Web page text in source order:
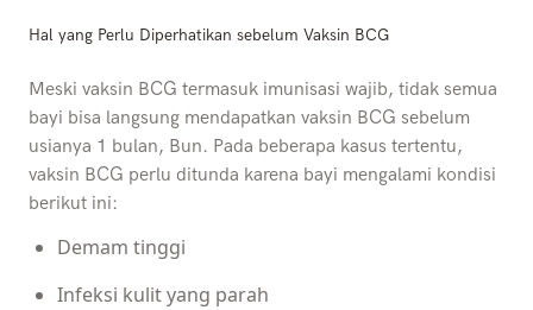
Hal yang Perlu Diperhatikan sebelum Vaksin BCG
Meski vaksin BCG termasuk imunisasi wajib, tidak semua
bayi bisa langsung mendapatkan vaksin BCG sebelum
usianya 1 bulan, Bun. Pada beberapa kasus tertentu,
vaksin BCG perlu ditunda karena bayi mengalami kondisi
berikut ini:
Demam tinggi
Infeksi kulit yang parah